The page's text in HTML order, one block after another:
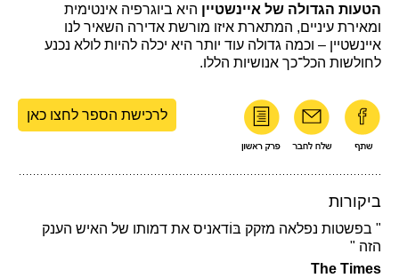
הטעות הגדולה של איינשטיין היא ביוגרפיה אינטימית
ומאירת עיניים, המתארת איזו מורשת אדירה השאיר לנו
איינשטיין – וכמה גדולה עוד יותר היא יכלה להיות לולא נכנע
לחולשות הכל־כך אנושיות הללו.
לרכישת הספר לחצו כאן
ביקורות
" בפשטות נפלאה מזקק בּוֹדאניס את דמותו של האיש הענק
הזה "
The Times